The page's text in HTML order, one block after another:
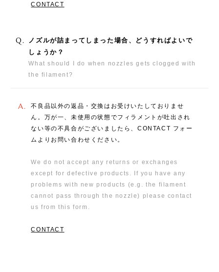
CONTACT
Q.
ノズルが詰まってしまった場合、どうすればよいで
しょうか？
What should I do when nozzles gets clogged with
the filament?
A.
不良品以外の返品・交換はお受けいたしておりませ
ん。万が一、未使用の状態でフィラメントが吐出され
ない等の不具合がございましたら、CONTACT フォー
ムよりお問い合わせください。
We do not accept any returns or exchanges
except for defective products. If you have any
problems with new products (e.g. the filament
cannot pass through the nozzle) please contact
us from this form.
CONTACT